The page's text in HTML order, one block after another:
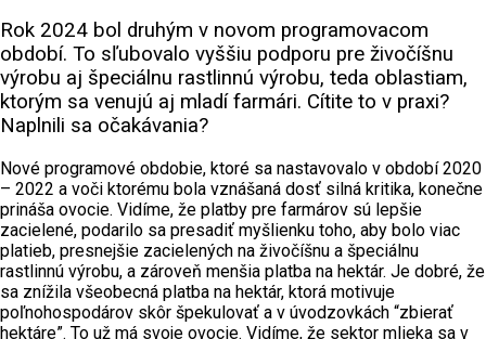
Rok 2024 bol druhým v novom programovacom
období. To sľubovalo vyššiu podporu pre živočíšnu
výrobu aj špeciálnu rastlinnú výrobu, teda oblastiam,
ktorým sa venujú aj mladí farmári. Cítite to v praxi?
Naplnili sa očakávania?
Nové programové obdobie, ktoré sa nastavovalo v období 2020
– 2022 a voči ktorému bola vznášaná dosť silná kritika, konečne
prináša ovocie. Vidíme, že platby pre farmárov sú lepšie
zacielené, podarilo sa presadiť myšlienku toho, aby bolo viac
platieb, presnejšie zacielených na živočíšnu a špeciálnu
rastlinnú výrobu, a zároveň menšia platba na hektár. Je dobré, že
sa znížila všeobecná platba na hektár, ktorá motivuje
poľnohospodárov skôr špekulovať a v úvodzovkách “zbierať
hektáre”. To už má svoje ovocie. Vidíme, že sektor mlieka sa v